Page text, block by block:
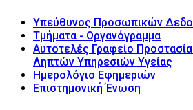
Υπεύθυνος Προσωπικών
Τμήματα - Οργανόγραμμα
Αυτοτελές Γραφείο
Ληπτών Υπηρεσιών Υγείας
Ημερολόγιο Εφημεριών
Επιστημονική Ένωση